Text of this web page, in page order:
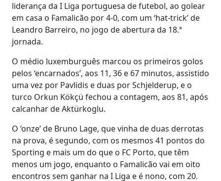
liderança da I Liga portuguesa de futebol, ao golear
em casa o Famalicão por 4-0, com um ‘hat-trick’ de
Leandro Barreiro, no jogo de abertura da 18.ª
jornada.
O médio luxemburguês marcou os primeiros golos
pelos ‘encarnados’, aos 11, 36 e 67 minutos, assistido
uma vez por Pavlidis e duas por Schjelderup, e o
turco Orkun Kökçü fechou a contagem, aos 81, após
calcanhar de Aktürkoglu.
O ‘onze’ de Bruno Lage, que vinha de duas derrotas
na prova, é segundo, com os mesmos 41 pontos do
Sporting e mais um do que o FC Porto, que têm
menos um jogo, enquanto o Famalicão vai em oito
encontros sem ganhar na I Liga e é nono, com 20.